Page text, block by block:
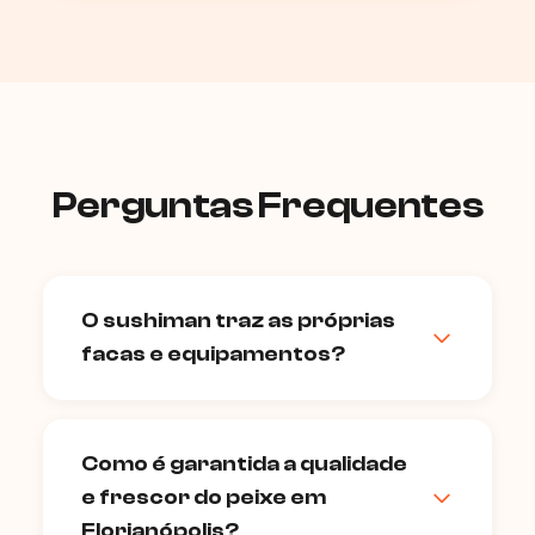
Perguntas Frequentes
O sushiman traz as próprias
facas e equipamentos?
tábuas de corte, hangiri para o arroz e
todos os utensílios especializados
necessários. Você só precisa ter uma
Como é garantida a qualidade
e frescor do peixe em